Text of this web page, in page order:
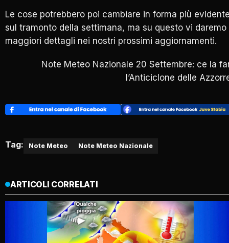
Le cose potrebbero poi cambiare in forma più
sul tramonto della settimana, ma su questo vi daremo
maggiori dettagli nei nostri prossimi aggiornamenti.
Note Meteo Nazionale 20 Settembre: ce la
l’Anticiclone delle
Tag: Note Meteo Note Meteo Nazionale
ARTICOLI CORRELATI